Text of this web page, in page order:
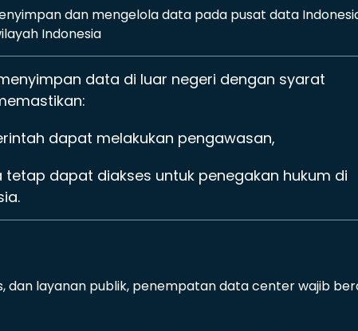
dan mengelola data pada pusat data
Indonesia
data di luar negeri dengan syarat
dapat melakukan pengawasan,
tetap dapat diakses untuk penegakan hukum di
dan layanan publik, penempatan data center wajib